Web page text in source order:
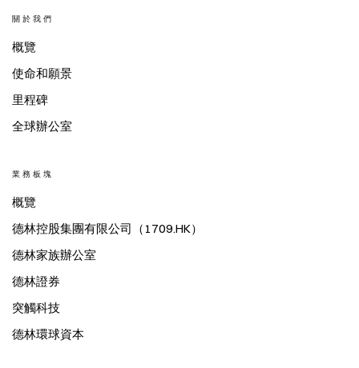
關於我們
概覽
使命和願景
里程碑
全球辦公室
業務板塊
概覽
德林控股集團有限公司（1709.HK）
德林家族辦公室
德林證券
突觸科技
德林環球資本